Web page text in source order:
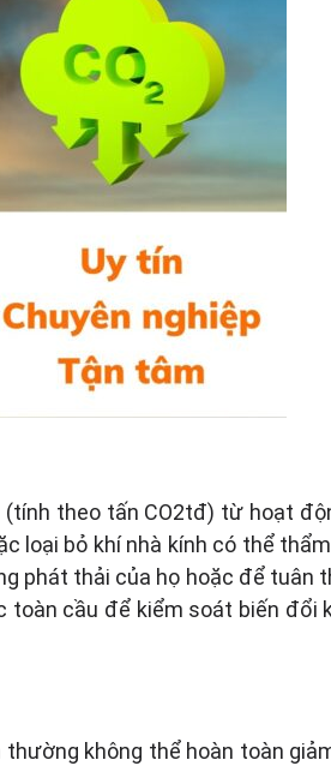
theo tấn CO2tđ) từ hoạt
loại bỏ khí nhà kính có thể
phát thải của họ hoặc để tuân
toàn cầu để kiểm soát biến đổi
không thể hoàn toàn